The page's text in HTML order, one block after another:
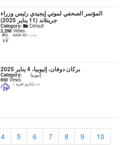
المؤتمر الصحفي لموتي إيجيدي رئيس وزراء
جرينلاند (11 يناير 2025)
Category: Default
2,296Views
salah kh 1 year
بركان دوفان، إثيوبيا، 4 يناير 2025
Category: إثيوبيا
650 Views
إداري-تغريد 1 year
4 5 6 7 8 9 10